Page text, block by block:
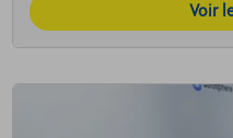
Voir